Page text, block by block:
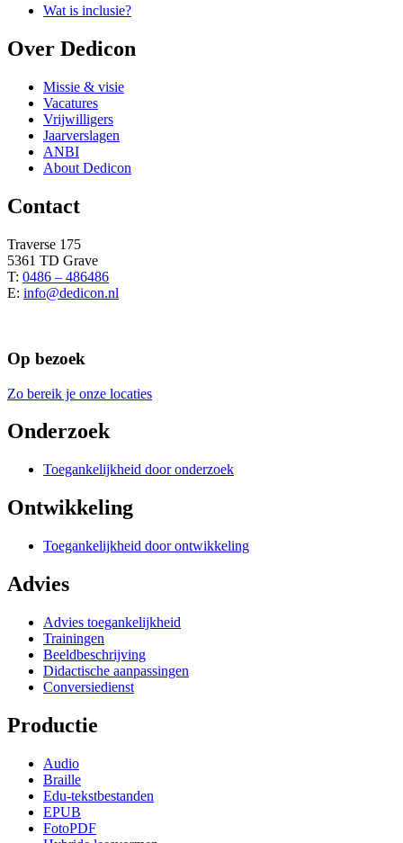
Wat is inclusie?
Over Dedicon
Missie & visie
Vacatures
Vrijwilligers
Jaarverslagen
ANBI
About Dedicon
Contact
Traverse 175
5361 TD Grave
T: 0486 – 486486
E: info@dedicon.nl
Op bezoek
Zo bereik je onze locaties
Onderzoek
Toegankelijkheid door onderzoek
Ontwikkeling
Toegankelijkheid door ontwikkeling
Advies
Advies toegankelijkheid
Trainingen
Beeldbeschrijving
Didactische aanpassingen
Conversiedienst
Productie
Audio
Braille
Edu-tekstbestanden
EPUB
FotoPDF